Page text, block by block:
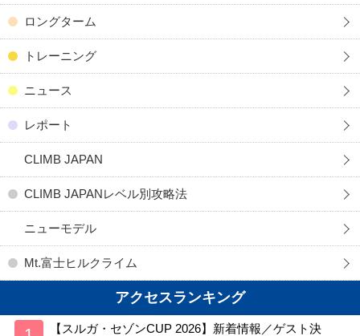
ロングターム
トレーニング
ニュース
レポート
CLIMB JAPAN
CLIMB JAPANレベル別攻略法
ニューモデル
Mt.富士ヒルクライム
アクセスランキング
【スルガ・セゾンCUP 2026】新着情報／ゲスト決